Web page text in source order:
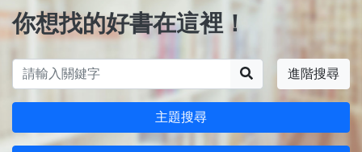
你想找的好書在這裡！
進階搜尋
主題搜尋